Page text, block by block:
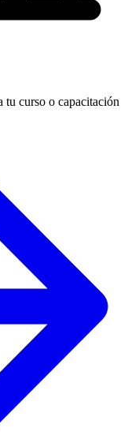
curso o capacitación